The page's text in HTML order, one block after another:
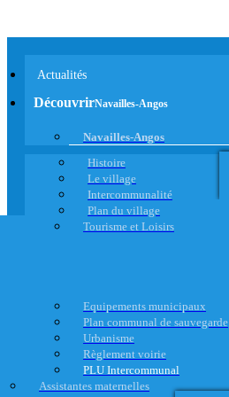
Actualités
DécouvrirNavailles-Angos
Navailles-Angos
Histoire
Le village
Intercommunalité
Plan du village
Tourisme et Loisirs
Equipements municipaux
Plan communal de sauvegarde
Urbanisme
Règlement voirie
PLU Intercommunal
Assistantes maternelles